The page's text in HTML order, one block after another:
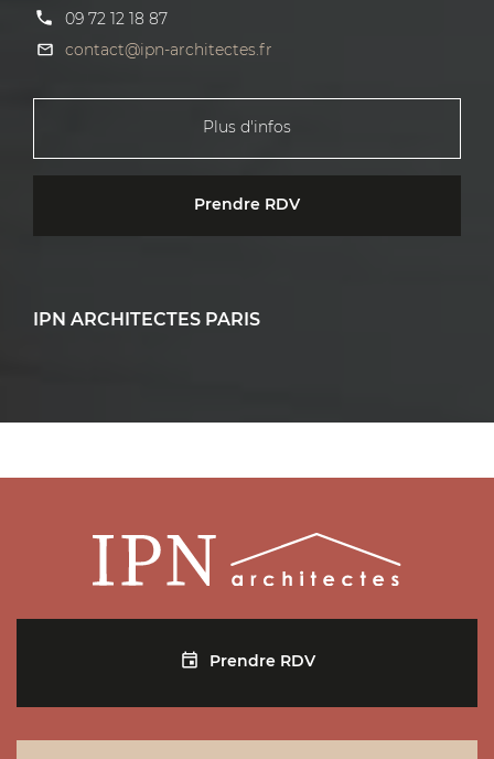
09 72 12 18 87
contact@ipn-architectes.fr
Plus d'infos
Prendre RDV
IPN ARCHITECTES PARIS
Prendre RDV
Prendre RDV